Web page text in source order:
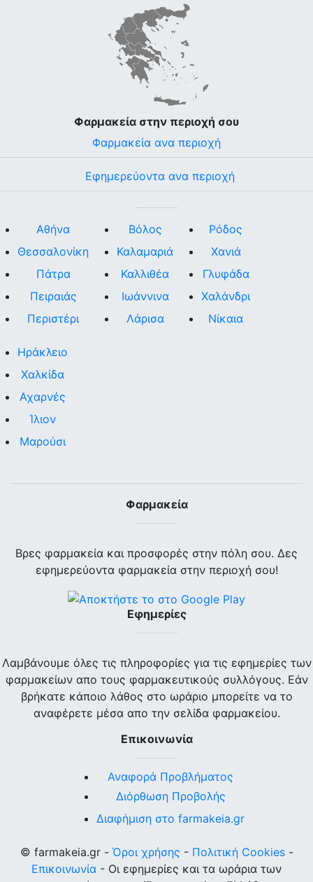
Φαρμακεία στην περιοχή σου
Φαρμακεία ανα περιοχή
Εφημερεύοντα ανα περιοχή
Αθήνα
Θεσσαλονίκη
Πάτρα
Πειραιάς
Περιστέρι
Βόλος
Καλαμαριά
Καλλιθέα
Ιωάννινα
Λάρισα
Ρόδος
Χανιά
Γλυφάδα
Χαλάνδρι
Νίκαια
Ηράκλειο
Χαλκίδα
Αχαρνές
Ίλιον
Μαρούσι
Φαρμακεία
Βρες φαρμακεία και προσφορές στην πόλη σου. Δες
εφημερεύοντα φαρμακεία στην περιοχή σου!
Εφημερίες
Λαμβάνουμε όλες τις πληροφορίες για τις εφημερίες των
φαρμακείων απο τους φαρμακευτικούς συλλόγους. Εάν
βρήκατε κάποιο λάθος στο ωράριο μπορείτε να το
αναφέρετε μέσα απο την σελίδα φαρμακείου.
Επικοινωνία
Αναφορά Προβλήματος
Διόρθωση Προβολής
Διαφήμιση στο farmakeia.gr
© farmakeia.gr - Όροι χρήσης - Πολιτική Cookies-
Επικοινωνία - Οι εφημερίες και τα ωράρια των